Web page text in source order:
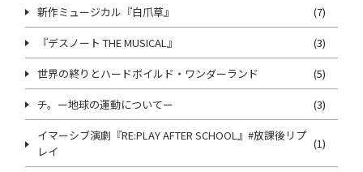
新作ミュージカル『白爪草』
(7)
『デスノート THE MUSICAL』
(3)
世界の終りとハードボイルド・ワンダーランド
(5)
チ。ー地球の運動についてー
(3)
イマーシブ演劇『RE:PLAY AFTER SCHOOL』#放課後リプ
レイ
(1)